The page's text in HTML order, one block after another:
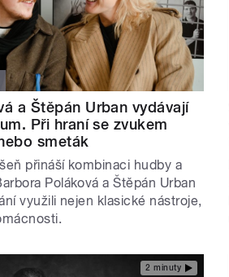
a Štěpán Urban vydávají
Při hraní se zvukem
smeták
přináší kombinaci hudby a
Poláková a Štěpán Urban
využili nejen klasické nástroje,
2 minuty